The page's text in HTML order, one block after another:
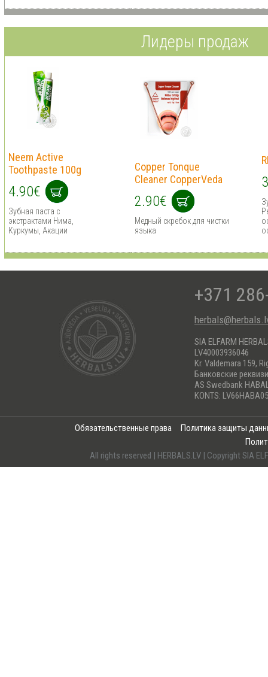
Лидеры продаж
Neem Active
Toothpaste 100g
4.90€
Зубная паста с
экстрактами Нима,
Куркумы, Акации
Copper Tonque
Cleaner CopperVeda
2.90€
Медный скребок для чистки
языка
+371
SIA ELFARM
LV40003936046
Kr. Valdemara 159,
Банковские
AS Swedbank
KONTS:
Обязательственные права
Политика защиты
All rights reserved | HERBALS.LV | Copyright SIA